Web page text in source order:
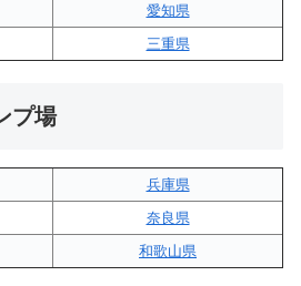
愛知県
三重県
プ場
兵庫県
奈良県
和歌山県